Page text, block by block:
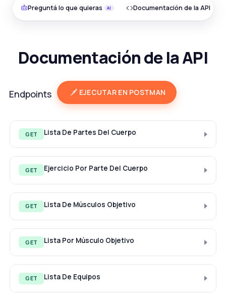
Preguntá lo que quieras Documentación de la API
Documentación de la API
Endpoints EJECUTAR EN POSTMAN
GET Lista De Partes Del Cuerpo
GET Ejercicio Por Parte Del Cuerpo
GET Lista De Músculos Objetivo
GET Lista Por Músculo Objetivo
GET Lista De Equipos